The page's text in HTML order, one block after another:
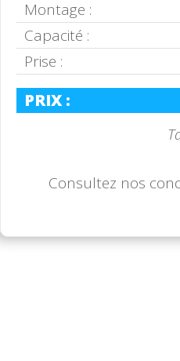
Montage :
Capacité :
Prise :
PRIX :
Consultez nos